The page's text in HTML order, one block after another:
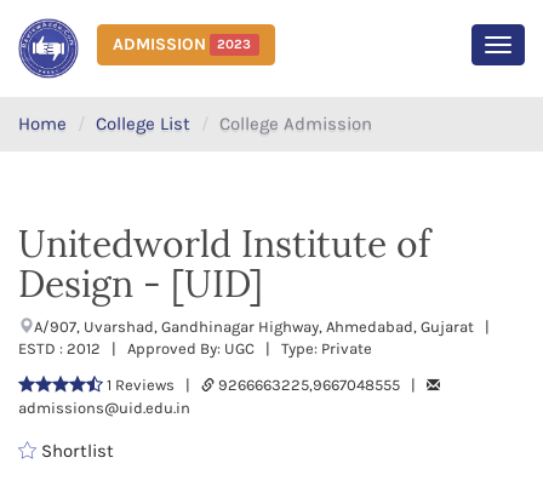
ADMISSION 2023
Home College List College Admission
Unitedworld Institute of
Design - [UID]
A/907, Uvarshad, Gandhinagar Highway, Ahmedabad, Gujarat |
ESTD : 2012 | Approved By: UGC | Type: Private
1 Reviews |
9266663225,9667048555 |
admissions@uid.edu.in
Shortlist